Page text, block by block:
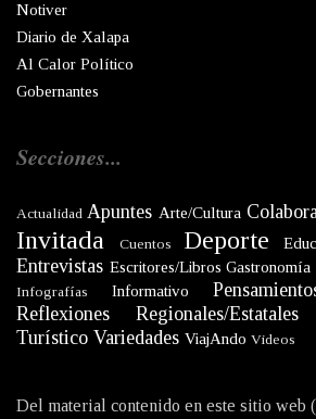
Notiver
Diario de Xalapa
Al Calor Político
Gobernantes
Secciones...
Actualidad Apuntes Arte/Cultura
Invitada
Cuentos Deporte
Entrevistas Escritores/Libros Gastronomía
Infografías Informativo
Reflexiones Regionales/Estatales
Turístico Variedades ViajAndo Videos
Del material contenido en este sitio web